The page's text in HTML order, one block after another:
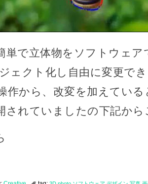
単で立体物をソフトウェ
ェクト化し自由に変更で
作から、改変を加えてい
されていましたの下記か